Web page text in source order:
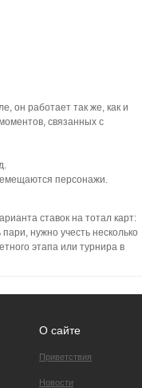
он работает так же, как и
связанных с
персонажи.
ставок на тотал карт:
нужно учесть несколько
этапа или турнира в
О сайте
Приветствия
Новости